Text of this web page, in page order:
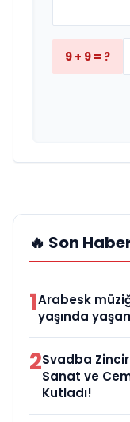
9 + 9 = ?
🔥 Son
1Arabesk
yaşında
2Svadba
Sanat ve
Kutladı!